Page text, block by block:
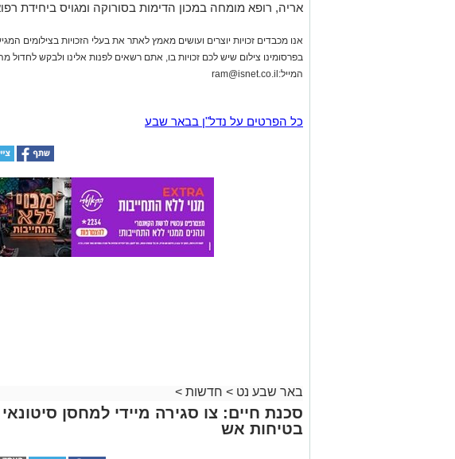
אריה, רופא מומחה במכון הדימות בסורוקה ומגויס ביחידת
אנו מכבדים זכויות יוצרים ועושים מאמץ לאתר את בעלי הזכויות בצילומים
בפרסומינו צילום שיש לכם זכויות בו, אתם רשאים לפנות אלינו ולבקש
המייל: ram@isnet.co.il
כל הפרטים על נדל"ן בבאר שבע
באר שבע נט > חדשות >
סכנת חיים: צו סגירה מיידי למחסן סיטונאי
בטיחות אש